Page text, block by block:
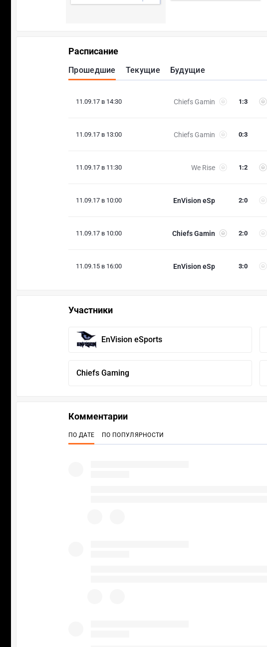
Расписание
Прошедшие Текущие Будущие
11.09.17 в 14:30 Chiefs Gamin 1 :3
11.09.17 в 13:00 Chiefs Gamin 0:3
11.09.17 в 11:30 We Rise 1 :2
11.09.17 в 10:00 EnVision eSp 2:0
11.09.17 в 10:00 Chiefs Gamin 2:0
11.09.15 в 16:00 EnVision eSp 3:0
Участники
EnVision eSports
Chiefs Gaming
Комментарии
ПО ДАТЕ ПО ПОПУЛЯРНОСТИ